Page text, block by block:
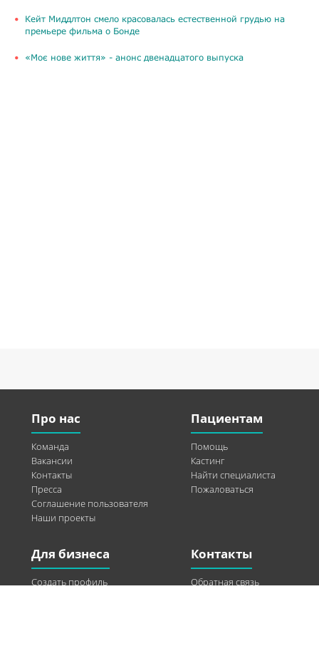
Кейт Миддлтон смело красовалась естественной грудью на
премьере фильма о Бонде
«Моє нове життя» - анонс двенадцатого выпуска
Про нас
Команда
Вакансии
Контакты
Пресса
Соглашение пользователя
Наши проекты
Пациентам
Помощь
Кастинг
Найти специалиста
Пожаловаться
Для бизнеса
Создать профиль
Контакты
Обратная связь